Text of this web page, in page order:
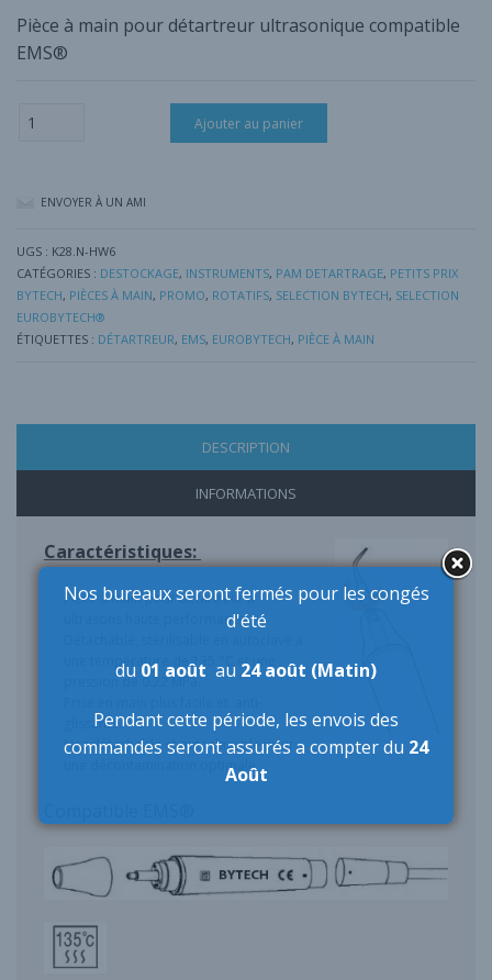
Pièce à main pour détartreur ultrasonique compatible
EMS®
de
compatible
(sans
lumière)
Ajouter au panier
ENVOYER À UN AMI
UGS : K28.N-HW6
CATÉGORIES : DESTOCKAGE, INSTRUMENTS, PAM DETARTRAGE, PETITS PRIX
BYTECH, PIÈCES À MAIN, PROMO, ROTATIFS, SELECTION BYTECH, SELECTION
EUROBYTECH®
ÉTIQUETTES : DÉTARTREUR, EMS, EUROBYTECH, PIÈCE À MAIN
DESCRIPTION
INFORMATIONS
Caractéristiques:
Pièce à main pour détartreur à
ultrasons haute performance.
une température de 135 °C et une
pression de 0.22 MPa.
glissante.
Nez détachable et autoclavable pour
une décontamination optimale.
Nos bureaux seront fermés pour les congés
d'été
du 01 août au 24 août (Matin)
Pendant cette période, les envois des
commandes seront assurés a compter du 24
Août